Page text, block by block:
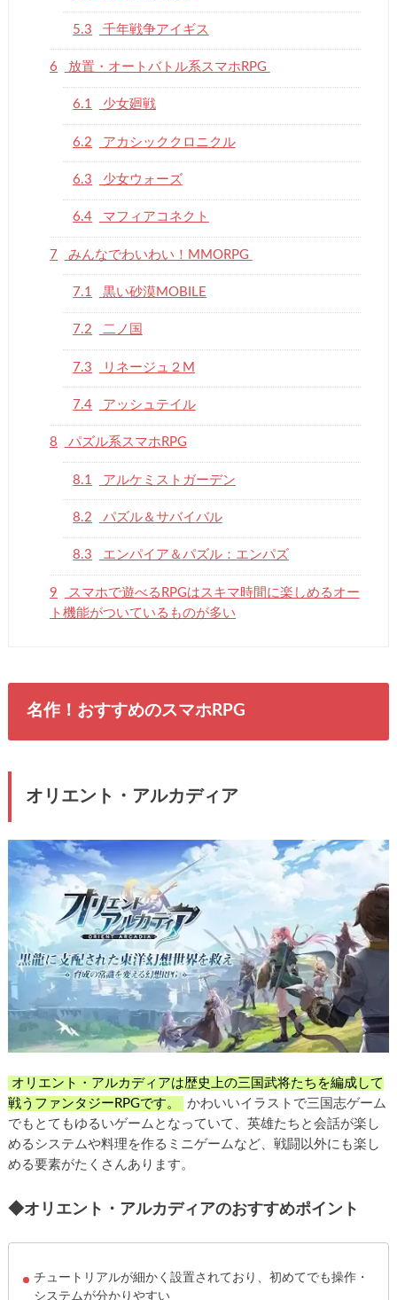
5.3 千年戦争アイギス
6 放置・オートバトル系スマホRPG
6.1 少女廻戦
6.2 アカシッククロニクル
6.3 少女ウォーズ
6.4 マフィアコネクト
7 みんなでわいわい！MMORPG
7.1 黒い砂漠MOBILE
7.2 二ノ国
7.3 リネージュ２M
7.4 アッシュテイル
8 パズル系スマホRPG
8.1 アルケミストガーデン
8.2 パズル＆サバイバル
8.3 エンパイア＆パズル：エンパズ
9
スマホで遊べるRPGはスキマ時間に楽しめるオー
ト機能がついているものが多い
名作！おすすめのスマホ RPG
オリエント・アルカディア
オリエント・アルカディアは歴史上の三国武将たちを編成して
戦うファンタジーRPGです。
かわいいイラストで三国志ゲーム
でもとてもゆるいゲームとなっていて、英雄たちと会話が楽し
めるシステムや料理を作るミニゲームなど、戦闘以外にも楽し
める要素がたくさんあります。
◆オリエント・アルカディアのおすすめポイント
チュートリアルが細かく設置されており、初めてでも操作・
システムが分かりやすい